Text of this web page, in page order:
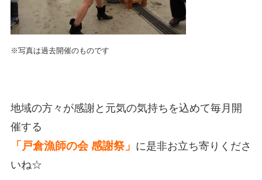
※写真は過去開催のものです
地域の方々が感謝と元気の気持ちを込めて毎月開
催する
「戸倉漁師の会 感謝祭」 に是非お立ち寄りくださ
いね☆